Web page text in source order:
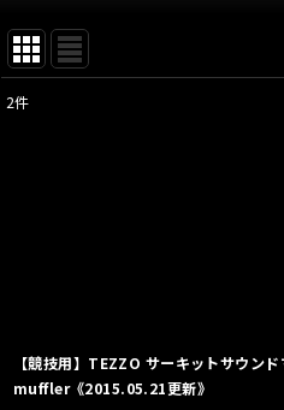
2件
【競技用】TEZZO サーキットサウ
muffler《2015.05.21更新》